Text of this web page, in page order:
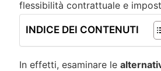
flessibilità contrattuale e
INDICE DEI CONTENUTI
In effetti, esaminare le